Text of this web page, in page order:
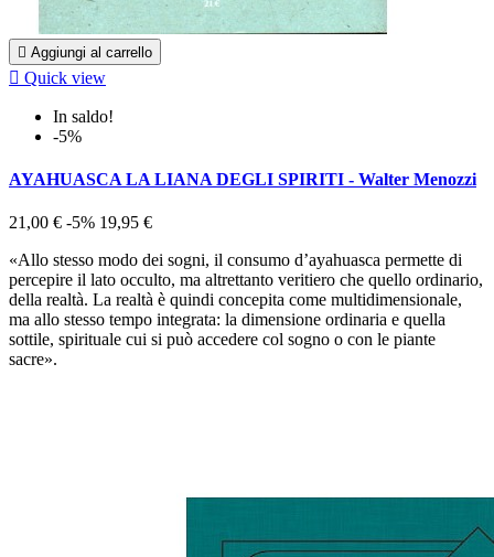
 Aggiungi al carrello
 Quick view
In saldo!
-5%
AYAHUASCA LA LIANA DEGLI SPIRITI - Walter Menozzi
21,00 € -5% 19,95 €
«Allo stesso modo dei sogni, il consumo d’ayahuasca permette di
percepire il lato occulto, ma altrettanto veritiero che quello ordinario,
della realtà. La realtà è quindi concepita come multidimensionale,
ma allo stesso tempo integrata: la dimensione ordinaria e quella
sottile, spirituale cui si può accedere col sogno o con le piante
sacre».